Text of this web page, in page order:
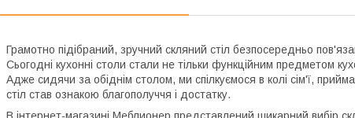
Грамотно підібраний, зручний скляний стіл безпосередньо
Сьогодні кухонні столи стали не тільки функційним предметом
Адже сидячи за обіднім столом, ми спілкуємося в колі сім'ї,
стіл став ознакою благополуччя і достатку.